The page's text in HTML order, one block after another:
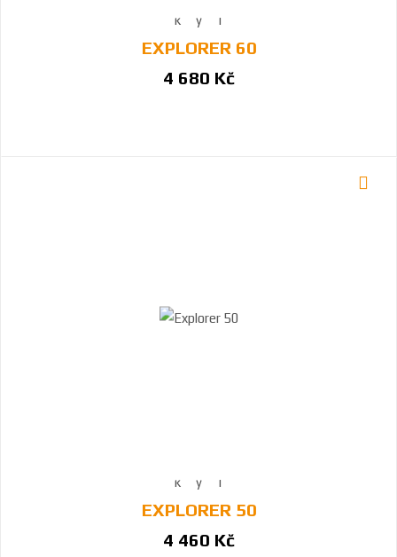
EXPLORER 60
4 680 Kč
EXPLORER 50
4 460 Kč